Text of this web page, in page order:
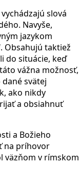
slová
Navyše,
jazykom
Obsahujú taktiež
do situácie, keď
vážna možnosť,
svätej
ako nikdy
a obsiahnuť
a Božieho
na príhovor
väzňom v rímskom